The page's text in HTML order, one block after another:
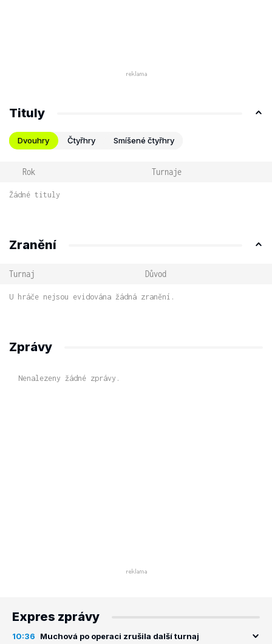
Tituly
Dvouhry Čtyřhry Smíšené čtyřhry
Rok Turnaje
Žádné tituly
Zranění
Turnaj Důvod
U hráče nejsou evidována žádná zranění.
Zprávy
Nenalezeny žádné zprávy.
Expres zprávy
10:36 Muchová po operaci zrušila další turnaj